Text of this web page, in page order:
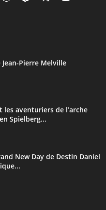
Pierre Melville
les aventuriers de l’arche
Spielberg...
New Day de Destin Daniel